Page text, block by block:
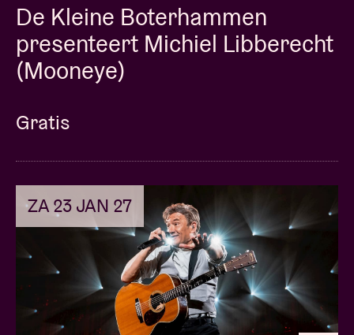
De Kleine Boterhammen
presenteert Michiel Libberecht
(Mooneye)
Gratis
ZA 23 JAN 27